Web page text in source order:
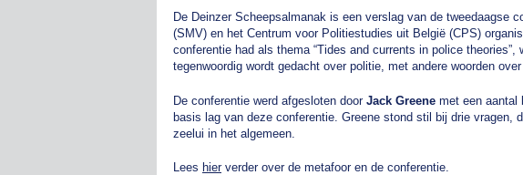
De Deinzer Scheepsalmanak is een verslag van de tweedaagse
(SMV) en het Centrum voor Politiestudies uit België (CPS)
conferentie had als thema “Tides and currents in police
tegenwoordig wordt gedacht over politie, met andere woorden
De conferentie werd afgesloten door Jack Greene met een aantal
basis lag van deze conferentie. Greene stond stil bij drie vragen,
zeelui in het algemeen.
Lees hierverder over de metafoor en de conferentie.